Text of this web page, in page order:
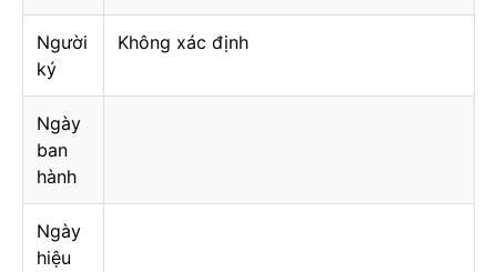
Người
ký
Không xác định
Ngày
ban
hành
Ngày
hiệu